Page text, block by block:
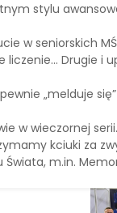
stylu
w seniorskich
Drugie i
„melduje
w wieczornej
kciuki
m.in.